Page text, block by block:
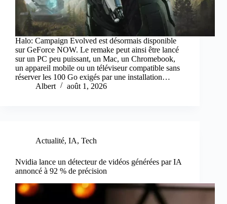
Halo: Campaign Evolved est désormais disponible
sur GeForce NOW. Le remake peut ainsi être lancé
sur un PC peu puissant, un Mac, un Chromebook,
un appareil mobile ou un téléviseur compatible sans
réserver les 100 Go exigés par une installation…
Albert
août 1, 2026
Actualité, IA, Tech
Nvidia lance un détecteur de vidéos générées par IA
annoncé à 92 % de précision